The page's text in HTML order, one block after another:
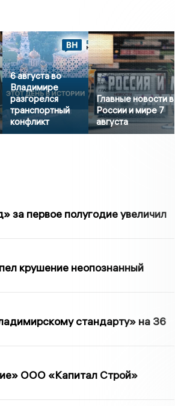
6 августа во
Владимире
разгорелся
транспортный
конфликт
Главные новости в
России и мире 7
августа
за первое полугодие увеличил
крушение неопознанный
стандарту» на 36
ООО «Капитал Строй»